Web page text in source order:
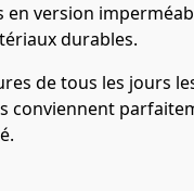
en version
durables.
de tous les jours
conviennent